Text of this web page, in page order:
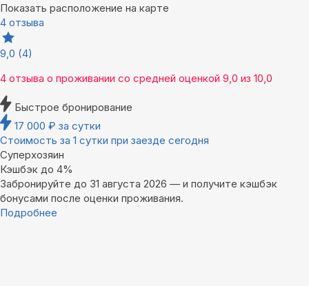
Показать расположение на карте
4 отзыва
9,0 (4)
4 отзыва о проживании со средней оценкой 9,0 из 10,0
Быстрое бронирование
17 000 ₽ за сутки
Стоимость за 1 сутки при заезде сегодня
Суперхозяин
Кэшбэк до 4%
Забронируйте до 31 августа 2026 — и получите кэшбэк
бонусами после оценки проживания.
Подробнее